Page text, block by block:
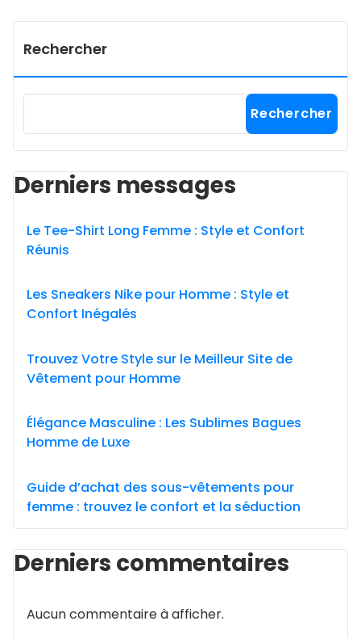
Rechercher
Rechercher
Derniers messages
Le Tee-Shirt Long Femme : Style et Confort
Réunis
Les Sneakers Nike pour Homme : Style et
Confort Inégalés
Trouvez Votre Style sur le Meilleur Site de
Vêtement pour Homme
Élégance Masculine : Les Sublimes Bagues
Homme de Luxe
Guide d’achat des sous-vêtements pour
femme : trouvez le confort et la séduction
Derniers commentaires
Aucun commentaire à afficher.